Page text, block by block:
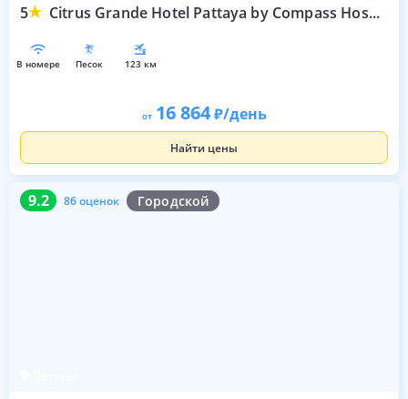
5 Citrus Grande Hotel Pattaya by Compass Hospitality
в номере песок 123 км
от 16 864 /день
Найти цены
9.2 86 оценок Городской
9.2 86 оценок